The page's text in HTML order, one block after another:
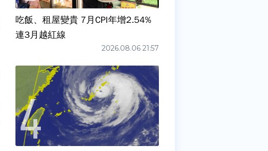
吃飯、租屋變貴 7月CPI年增2.54%
連3月越紅線
2026.08.06 21:57